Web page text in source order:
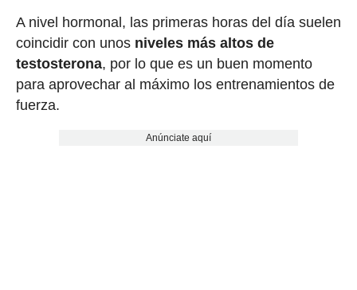
A nivel hormonal, las primeras horas del día suelen
coincidir con unos niveles más altos de
testosterona, por lo que es un buen momento
para aprovechar al máximo los entrenamientos de
fuerza.
Anúnciate aquí